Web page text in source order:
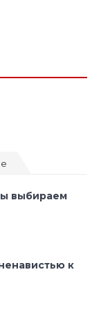
выбираем
к